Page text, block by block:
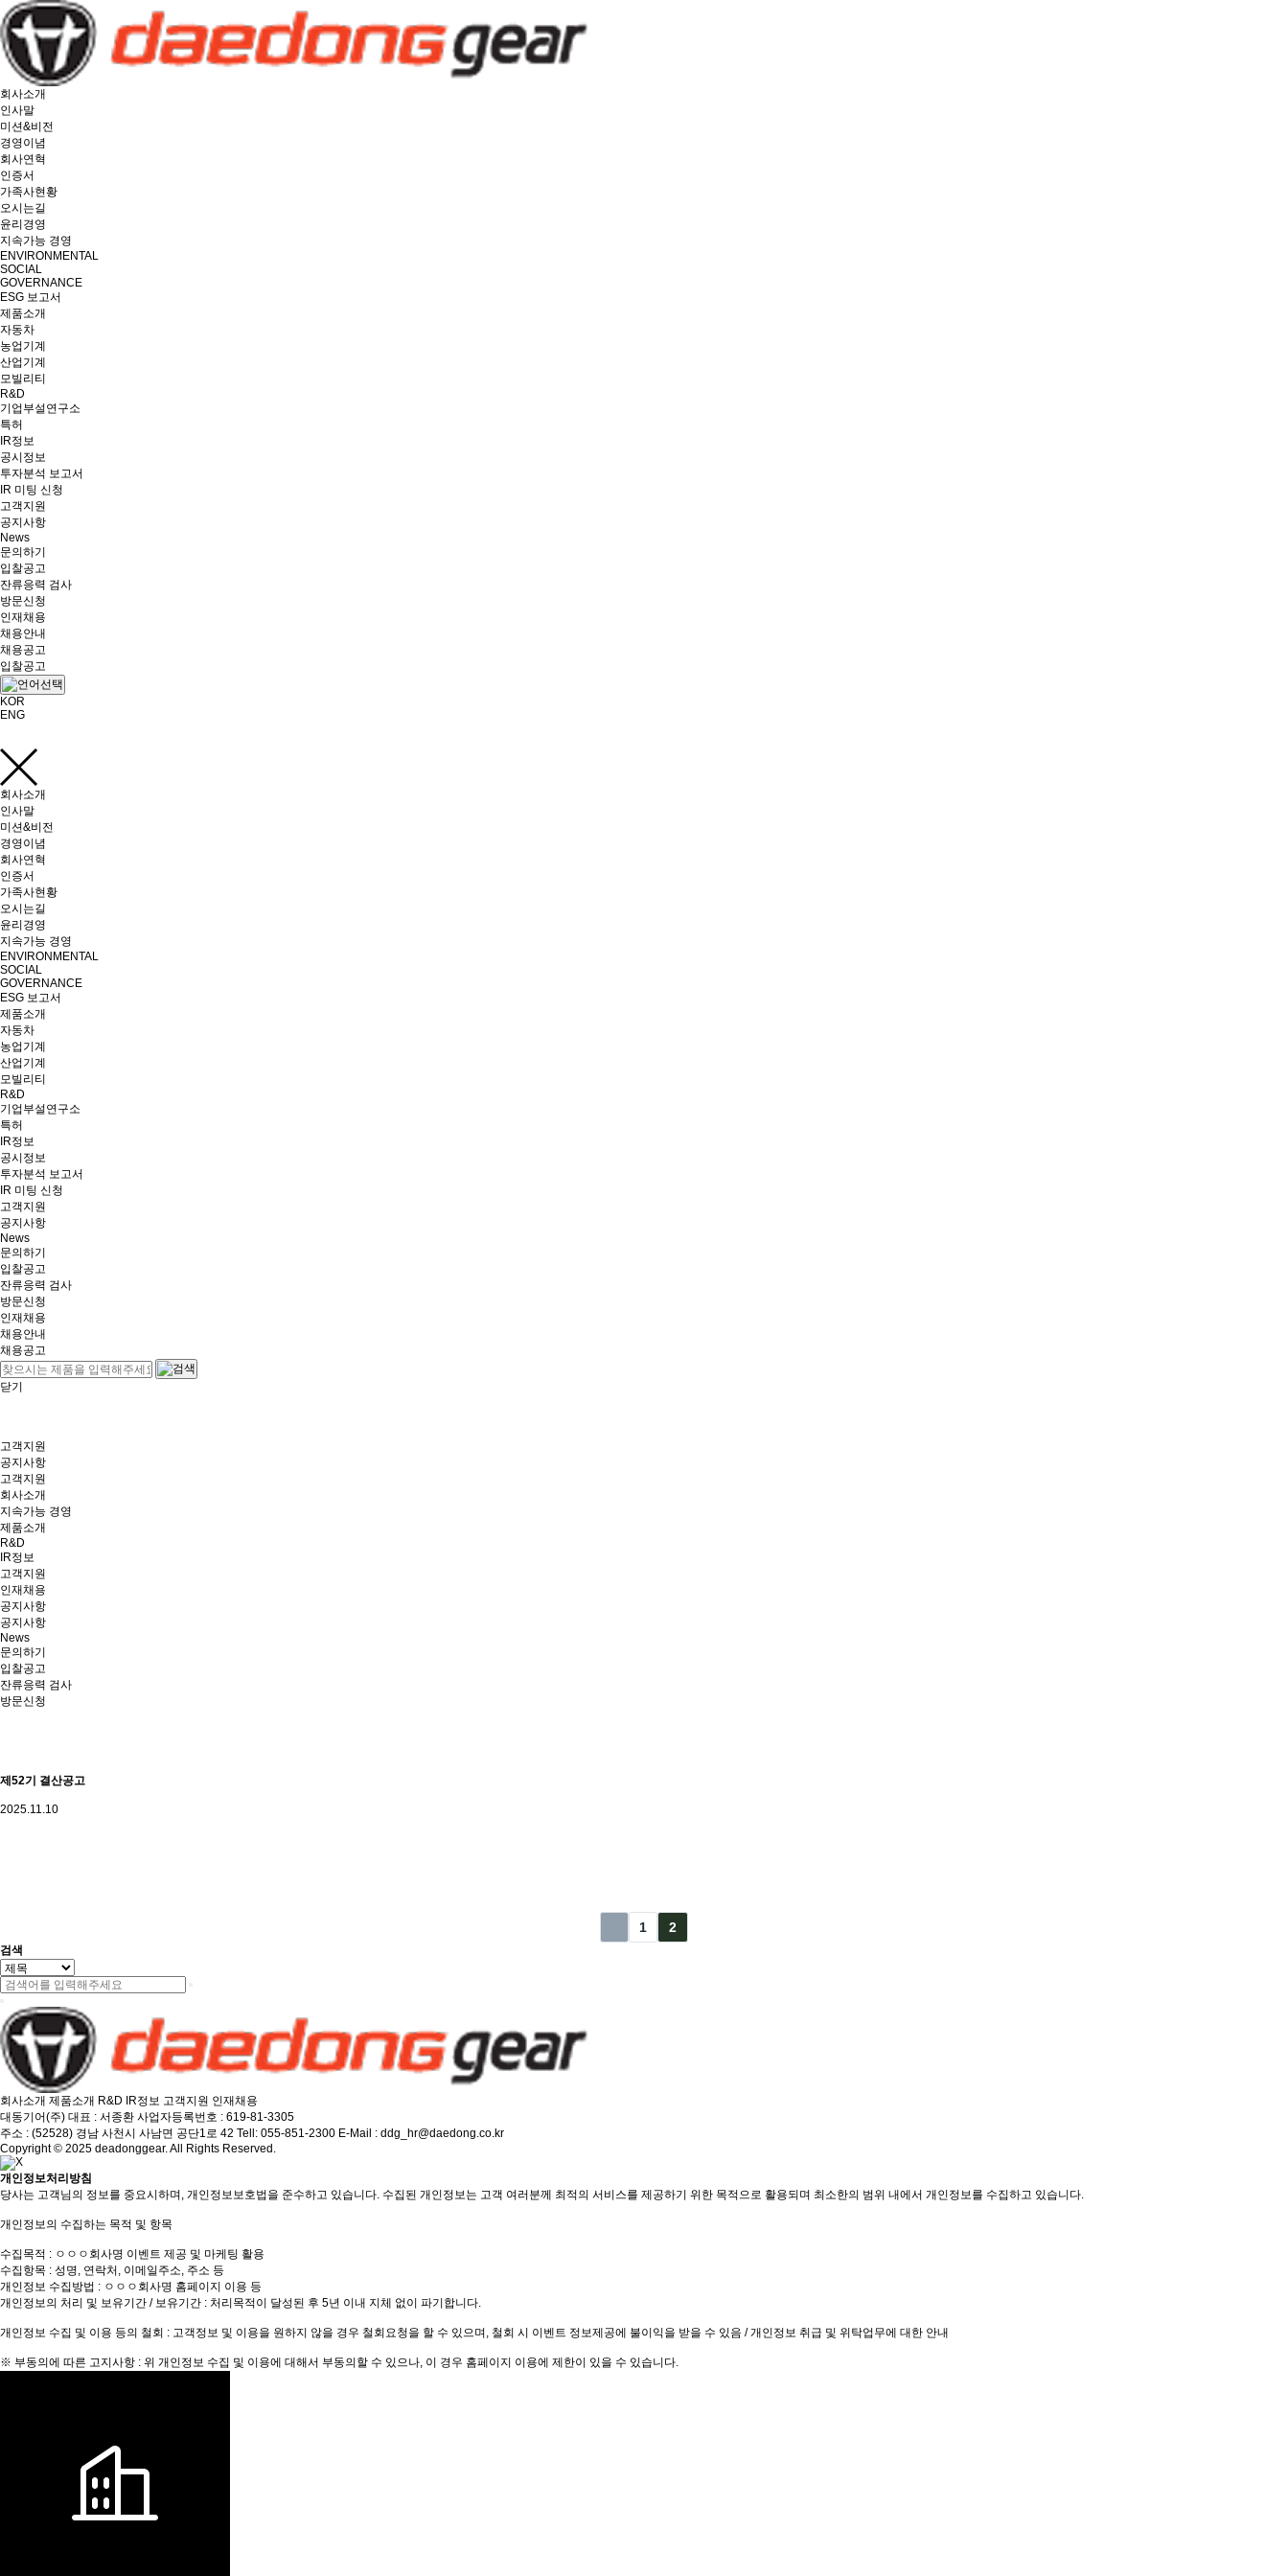
회사소개
인사말
미션&비전
경영이념
회사연혁
인증서
가족사현황
오시는길
윤리경영
지속가능 경영
ENVIRONMENTAL
SOCIAL
GOVERNANCE
ESG 보고서
제품소개
자동차
농업기계
산업기계
모빌리티
R&D
기업부설연구소
특허
IR정보
공시정보
투자분석 보고서
IR 미팅 신청
고객지원
공지사항
News
문의하기
입찰공고
잔류응력 검사
방문신청
인재채용
채용안내
채용공고
입찰공고
KOR
ENG
회사소개
인사말
미션&비전
경영이념
회사연혁
인증서
가족사현황
오시는길
윤리경영
지속가능 경영
ENVIRONMENTAL
SOCIAL
GOVERNANCE
ESG 보고서
제품소개
자동차
농업기계
산업기계
모빌리티
R&D
기업부설연구소
특허
IR정보
공시정보
투자분석 보고서
IR 미팅 신청
고객지원
공지사항
News
문의하기
입찰공고
잔류응력 검사
방문신청
인재채용
채용안내
채용공고
닫기
고객지원
공지사항
고객지원
회사소개
지속가능 경영
제품소개
R&D
IR정보
고객지원
인재채용
공지사항
공지사항
News
문의하기
입찰공고
잔류응력 검사
방문신청
제52기 결산공고
2025.11.10
1 2
검색
회사소개 제품소개 R&D IR정보 고객지원 인재채용
대동기어(주) 대표 : 서종환 사업자등록번호 : 619-81-3305
주소 : (52528) 경남 사천시 사남면 공단1로 42 Tell: 055-851-2300 E-Mail : ddg_hr@daedong.co.kr
Copyright © 2025 deadonggear. All Rights Reserved.
개인정보처리방침
당사는 고객님의 정보를 중요시하며, 개인정보보호법을 준수하고 있습니다. 수집된 개인정보는 고객 여러분께 최적의 서비스를 제공하기 위한 목적으로 활용되며 최소한의 범위 내에서 개인정보를 수집하고 있습니다.
개인정보의 수집하는 목적 및 항목
수집목적 : ㅇㅇㅇ회사명 이벤트 제공 및 마케팅 활용
수집항목 : 성명, 연락처, 이메일주소, 주소 등
개인정보 수집방법 : ㅇㅇㅇ회사명 홈페이지 이용 등
개인정보의 처리 및 보유기간 / 보유기간 : 처리목적이 달성된 후 5년 이내 지체 없이 파기합니다.
개인정보 수집 및 이용 등의 철회 : 고객정보 및 이용을 원하지 않을 경우 철회요청을 할 수 있으며, 철회 시 이벤트 정보제공에 불이익을 받을 수 있음 / 개인정보 취급 및 위탁업무에 대한 안내
※ 부동의에 따른 고지사항 : 위 개인정보 수집 및 이용에 대해서 부동의할 수 있으나, 이 경우 홈페이지 이용에 제한이 있을 수 있습니다.